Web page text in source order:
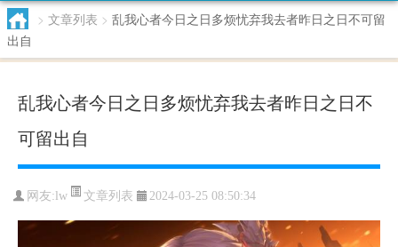
> 文章列表 > 乱我心者今日之日多烦忧弃我去者昨日之日不可留
出自
乱我心者今日之日多烦忧弃我去者昨日之日不
可留出自
网友: lw 文章列表 2024-03-25 08:50:34